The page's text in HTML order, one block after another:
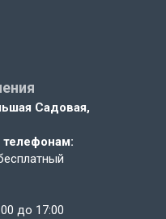
Садовая,
телефонам:
до 17:00